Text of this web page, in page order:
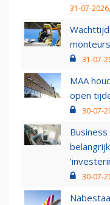
31-07-
31-07-
MAA
open
30-07-
30-07-